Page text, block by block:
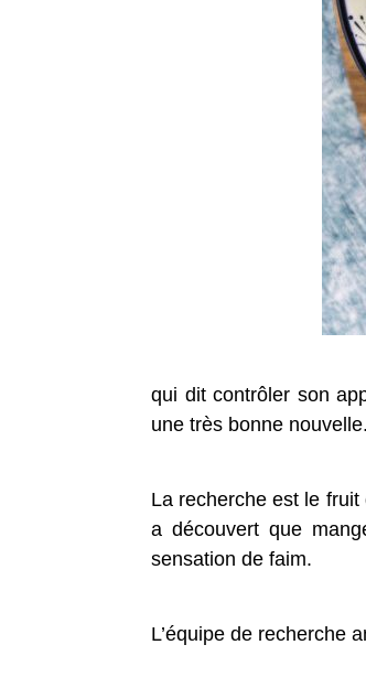
qui dit contrôler son
une très bonne nouvelle.
La recherche est le fruit
a découvert que
sensation de faim.
L’équipe de recherche